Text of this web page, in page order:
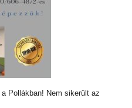
Pollákban! Nem sikerült az